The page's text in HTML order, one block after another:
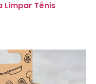
Limpar Tênis